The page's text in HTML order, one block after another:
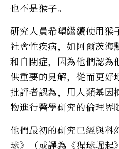
也不是猴子。
研究人員希望繼續使用猴
社會性疾病，如阿爾茨海
和自閉症，因為他們認為
供重要的見解，從而更好
批評者認為，用人類基因
物進行醫學研究的倫理界
他們最初的研究已經與科
球》（或譯為《猩球崛起